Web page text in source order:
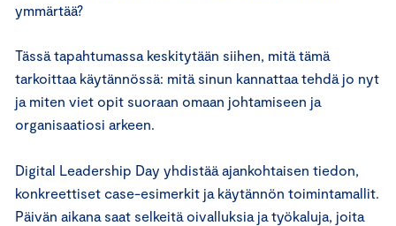
ymmärtää?
Tässä tapahtumassa keskitytään siihen, mitä tämä
tarkoittaa käytännössä: mitä sinun kannattaa tehdä jo nyt
ja miten viet opit suoraan omaan johtamiseen ja
organisaatiosi arkeen.
Digital Leadership Day yhdistää ajankohtaisen tiedon,
konkreettiset case-esimerkit ja käytännön toimintamallit.
Päivän aikana saat selkeitä oivalluksia ja työkaluja, joita